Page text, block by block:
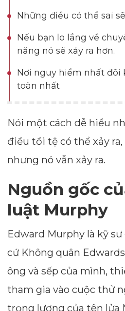
Những điều có thể sai
Nếu bạn lo lắng về
năng nó sẽ xảy ra hơn.
Nơi nguy hiểm nhất đôi
toàn nhất
Nói một cách dễ hiểu
điều tồi tệ có thể xảy
nhưng nó vẫn xảy ra.
Nguồn gốc
luật Murphy
Edward Murphy là kỹ
cứ Không quân
ông và sếp của mình,
tham gia vào cuộc thử
trọng lượng của tên lửa
Dimensions
--
Impressions